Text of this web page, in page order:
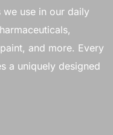
use in our daily
and more. Every
a uniquely designed